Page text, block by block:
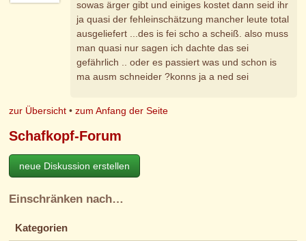
sowas ärger gibt und einiges kostet dann seid ihr
ja quasi der fehleinschätzung mancher leute total
ausgeliefert ...des is fei scho a scheiß. also muss
man quasi nur sagen ich dachte das sei
gefährlich .. oder es passiert was und schon is
ma ausm schneider ?konns ja a ned sei
zur Übersicht •zum Anfang der Seite
Schafkopf-Forum
neue Diskussion erstellen
Einschränken nach…
Kategorien